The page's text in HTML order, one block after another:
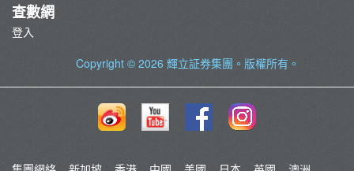
查數網
登入
Copyright © 2026 輝立証券集團 。版權所有。